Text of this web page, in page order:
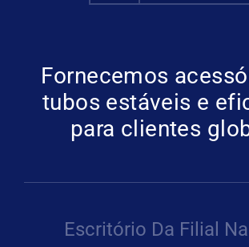
Fornecemos
tubos estáveis e
para clientes
Escritório Da Filial